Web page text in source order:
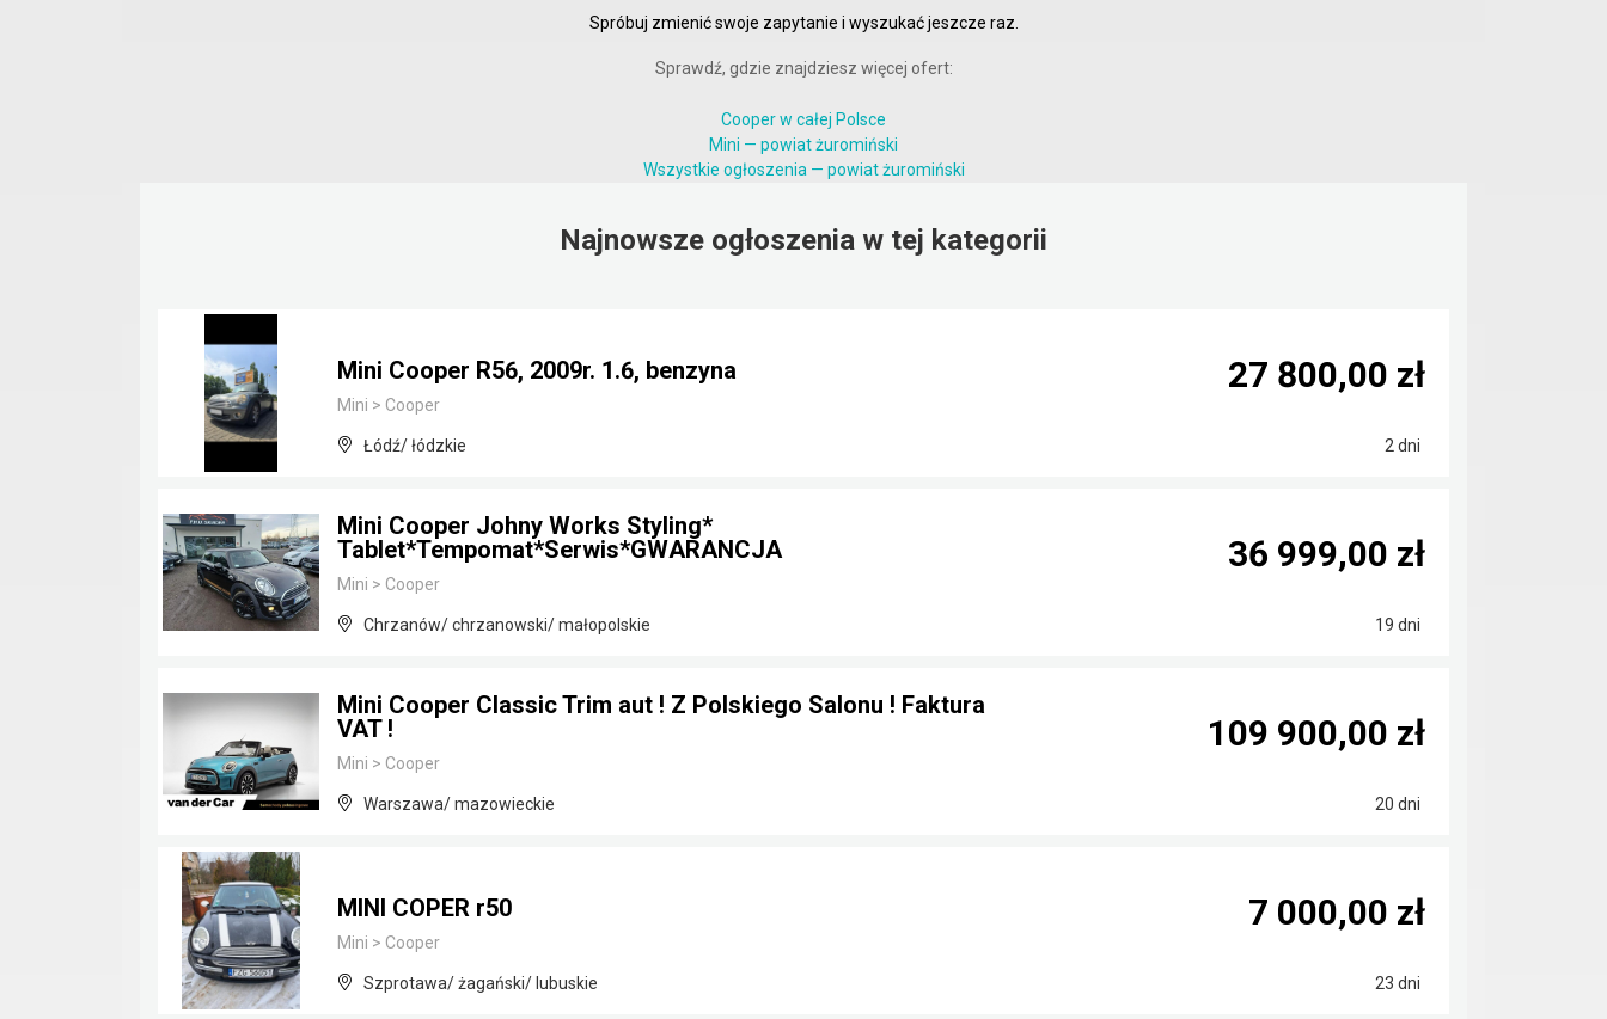
Spróbuj zmienić swoje zapytanie i wyszukać jeszcze raz.
Sprawdź, gdzie znajdziesz więcej ofert:
Cooper w całej Polsce
Mini — powiat żuromiński
Wszystkie ogłoszenia — powiat żuromiński
Najnowsze ogłoszenia w tej kategorii
Mini Cooper R56, 2009r. 1.6, benzyna
Mini > Cooper
Łódź/ łódzkie 2 dni
27 800,00 zł
Mini Cooper Johny Works Styling*
Tablet*Tempomat*Serwis*GWARANCJA
Mini > Cooper
Chrzanów/ chrzanowski/ małopolskie 19 dni
36 999,00 zł
Mini Cooper Classic Trim aut ! Z Polskiego Salonu ! Faktura
VAT !
Mini > Cooper
Warszawa/ mazowieckie 20 dni
109 900,00 zł
MINI COPER r50
Mini > Cooper
Szprotawa/ żagański/ lubuskie 23 dni
7 000,00 zł